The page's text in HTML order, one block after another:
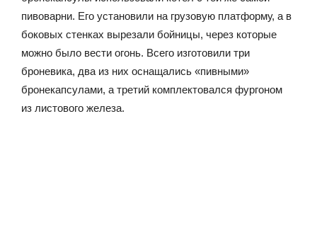
пивоварни. Его установили на грузовую платформу, а в
боковых стенках вырезали бойницы, через которые
можно было вести огонь. Всего изготовили три
броневика, два из них оснащались «пивными»
бронекапсулами, а третий комплектовался фургоном
из листового железа.